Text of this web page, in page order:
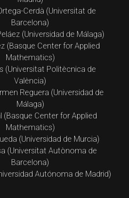
Cerdà (Universitat de
Barcelona)
(Universidad de Málaga)
(Basque Center for Applied
Mathematics)
(Universitat Politècnica de
València)
Reguera (Universidad de
Málaga)
(Basque Center for Applied
Mathematics)
(Universidad de Murcia)
(Universitat Autònoma de
Barcelona)
Autónoma de Madrid)